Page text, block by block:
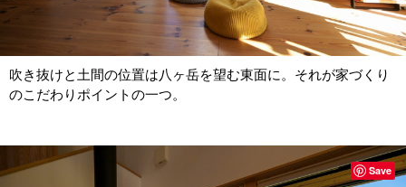
吹き抜けと土間の位置は八ヶ岳を望む東面に。それが家づくり
のこだわりポイントの一つ。
Save